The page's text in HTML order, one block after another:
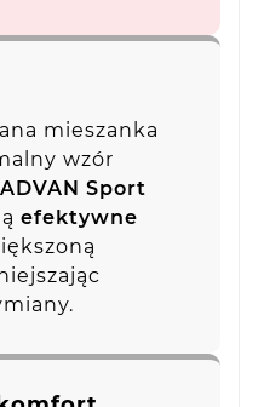
mieszanka
wzór
ADVAN Sport
efektywne